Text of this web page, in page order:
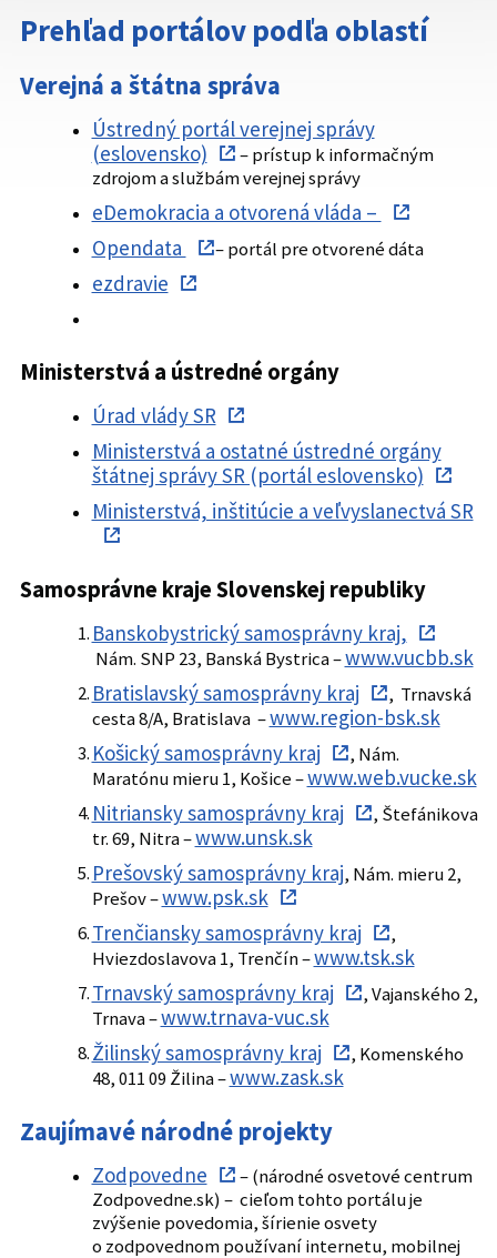
Prehľad portálov podľa oblastí
Verejná a štátna správa
Ústredný portál verejnej správy
(eslovensko)
– prístup k informačným
zdrojom a službám verejnej správy
eDemokracia a otvorená vláda –
Opendata
– portál pre otvorené dáta
ezdravie
Ministerstvá a ústredné orgány
Úrad vlády SR
Ministerstvá a ostatné ústredné orgány
štátnej správy SR (portál eslovensko)
Ministerstvá, inštitúcie a veľvyslanectvá SR
Samosprávne kraje Slovenskej republiky
Banskobystrický samosprávny kraj,
Nám. SNP 23, Banská Bystrica –www.vucbb.sk
Bratislavský samosprávny kraj
, Trnavská
cesta 8/A, Bratislava –www.region-bsk.sk
Košický samosprávny kraj
, Nám.
Maratónu mieru 1, Košice –www.web.vucke.sk
Nitriansky samosprávny kraj
, Štefánikova
tr. 69, Nitra –www.unsk.sk
Prešovský samosprávny kraj, Nám. mieru 2,
Prešov –www.psk.sk
Trenčiansky samosprávny kraj
,
Hviezdoslavova 1, Trenčín –www.tsk.sk
Trnavský samosprávny kraj
, Vajanského 2,
Trnava –www.trnava-vuc.sk
Žilinský samosprávny kraj
, Komenského
48, 011 09 Žilina –www.zask.sk
Zaujímavé národné projekty
Zodpovedne
– (národné osvetové centrum
Zodpovedne.sk) – cieľom tohto portálu je
zvýšenie povedomia, šírienie osvety
o zodpovednom používaní internetu, mobilnej